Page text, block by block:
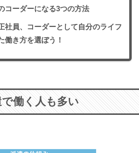
コーダーになる3つの方法
社員、コーダーとして自分のライフ
働き方を選ぼう！
働く人も多い